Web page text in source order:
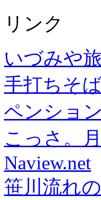
リンク
いづみや
手打ちそ
ペンショ
こっさ。
Naview.net
笹川流れ